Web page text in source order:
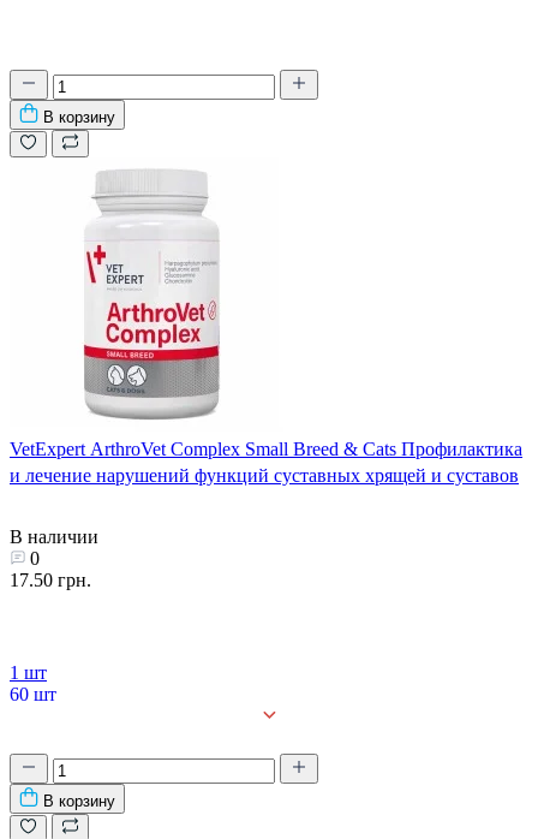
В корзину
VetExpert ArthroVet Complex Small Breed & Cats Профилактика
и лечение нарушений функций суставных хрящей и суставов
В наличии
0
17.50 грн.
1 шт
60 шт
В корзину